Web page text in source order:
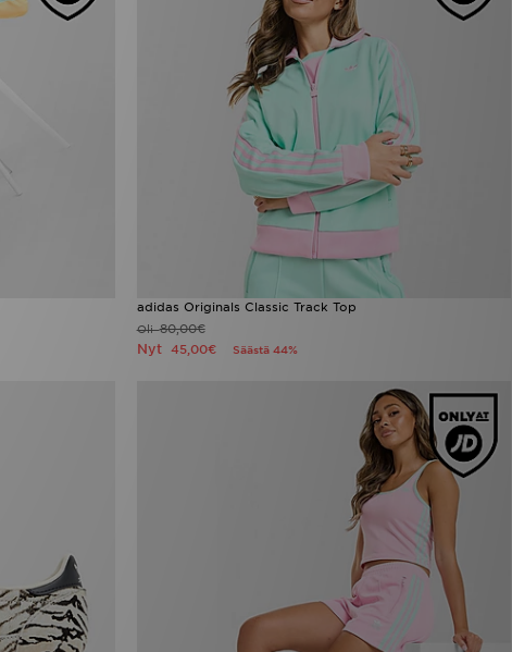
adidas Originals Classic Track Top
Oli80,00€
Nyt 45,00€ Säästä 44%